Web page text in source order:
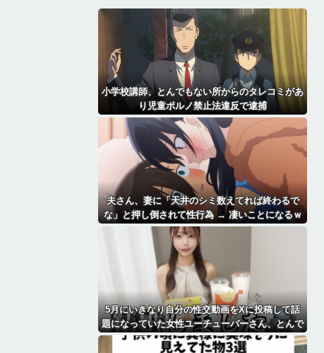
小学校講師、とんでもない所からのタレコミがあ
り児童ポルノ禁止法違反で逮捕
夫さん、妻に「天井のシミ数えてれば終わるで
な」と押し倒されて性行為 → 凄いことになるｗ
ｗｗｗｗ
5月にいきなり自分の性交動画をXに投稿して話
題になっていた女性ユーチューバーさん、とんで
もないことになっていた・・・